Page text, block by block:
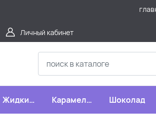
Личный кабинет
Жидкие
конфеты
Карамель,
леденцы,
Шоколад